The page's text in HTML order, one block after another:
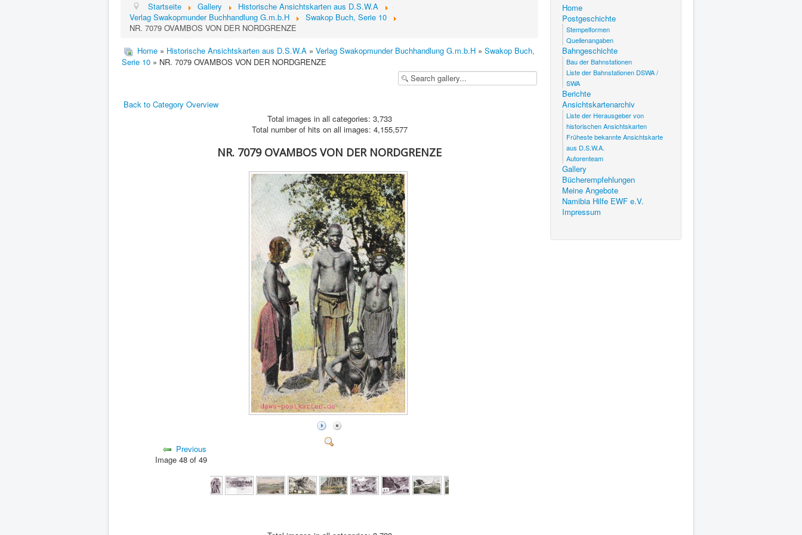
Startseite Gallery
Historische Ansichtskarten aus D.S.W.A
Verlag Swakopmunder Buchhandlung G.m.b.H
Swakop Buch, Serie 10
NR. 7079 OVAMBOS VON DER NORDGRENZE
Home » Historische Ansichtskarten aus D.S.W.A » Verlag Swakopmunder Buchhandlung G.m.b.H » Swakop Buch,
Serie 10 » NR. 7079 OVAMBOS VON DER NORDGRENZE
Back to Category Overview
Total images in all categories: 3,733
Total number of hits on all images: 4,155,577
NR. 7079 OVAMBOS VON DER NORDGRENZE
Previous
Image 48 of 49
Home
Postgeschichte
Stempelformen
Quellenangaben
Bahngeschichte
Bau der Bahnstationen
Liste der Bahnstationen DSWA /
SWA
Berichte
Ansichtskartenarchiv
Liste der Herausgeber von
historischen Ansichtskarten
Früheste bekannte Ansichtskarte
aus D.S.W.A.
Autorenteam
Gallery
Bücherempfehlungen
Meine Angebote
Namibia Hilfe EWF e.V.
Impressum